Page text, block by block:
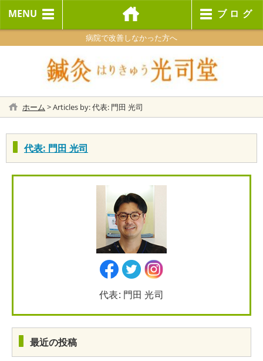
MENU ブログ
病院で改善しなかった方へ
ホーム >Articles by: 代表: 門田 光司
代表: 門田 光司
代表: 門田 光司
最近の投稿